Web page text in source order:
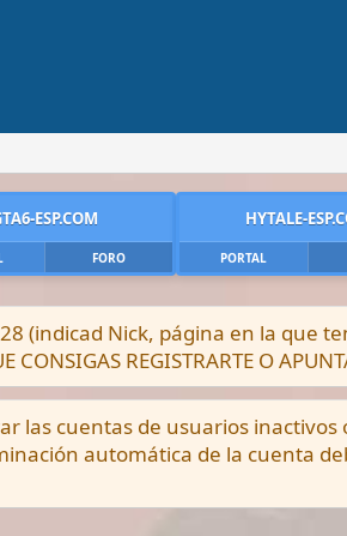
ESP.COM
FORO
HYTALE-
PORTAL
(indicad Nick, página en la que
REGISTRARTE O
las cuentas de usuarios
automática de la cuenta